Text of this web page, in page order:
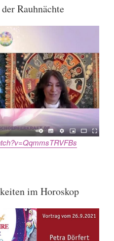
Rauhnächte
im Horoskop